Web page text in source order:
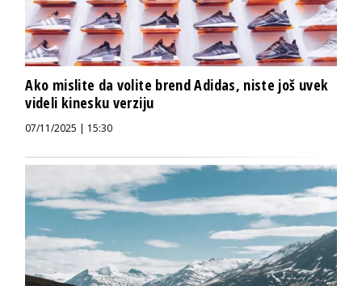
Ako mislite da volite brend Adidas, niste još uvek
videli kinesku verziju
07/11/2025 | 15:30